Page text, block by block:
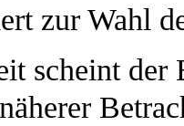
zur Wahl
scheint der